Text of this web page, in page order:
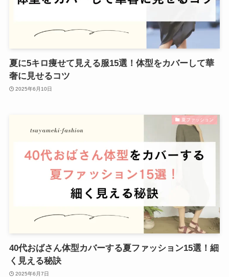
夏に5キロ痩せて見える服15選！体型をカバーして華
奢に見せるコツ
2025年6月10日
夏ファッション
40代おばさん体型カバーする夏ファッション15選！細
く見える秘訣
2025年6月7日